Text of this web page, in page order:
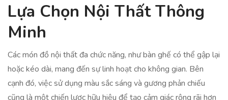
Lựa Chọn Nội Thất Thông
Minh
Các món đồ nội thất đa chức năng, như bàn ghế có thể gập lại
hoặc kéo dài, mang đến sự linh hoạt cho không gian. Bên
cạnh đó, việc sử dụng màu sắc sáng và gương phản chiếu
cũng là một chiến lược hữu hiệu để tạo cảm giác rộng rãi hơn